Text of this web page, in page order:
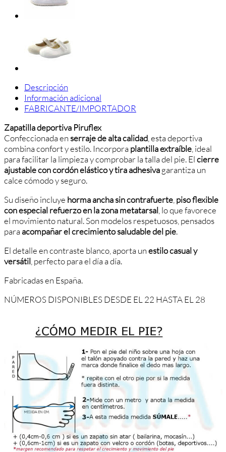
cantidad
Descripción
Información adicional
FABRICANTE/IMPORTADOR
Zapatilla deportiva Piruflex
Confeccionada enserraje de alta calidad , esta deportiva
combina confort y estilo. Incorporaplantilla extraíble , ideal
para facilitar la limpieza y comprobar la talla del pie. Elcierre
ajustable con cordón elástico y tira adhesivagarantiza un
calce cómodo y seguro.
Su diseño incluye horma ancha sin contrafuerte piso flexible
con especial refuerzo en la zona metatarsal , lo que favorece
el movimiento natural. Son modelos respetuosos, pensados
paraacompañar el crecimiento saludable del pie.
El detalle en contraste blanco, aporta unestilo casual y
versátil, perfecto para el día a día.
Fabricadas en España.
NÚMEROS DISPONIBLES DESDE EL 22 HASTA EL 28